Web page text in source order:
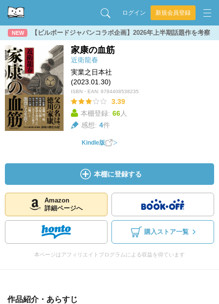
ログイン 新規会員登録
NEW 【ビルボードジャパンコラボ企画】2026年上半期話題作を考察
家康の血筋
近衛龍春
実業之日本社
(2023.01.30)
ISBN・EAN: 9784408538235
3.39
本棚登録: 66人
感想: 4件
Kindle版
本棚に登録する
Amazon
詳細ページへ
購入ストア一覧
本ページはアフィリエイトプログラムによる収益を得ています
作品紹介・あらすじ